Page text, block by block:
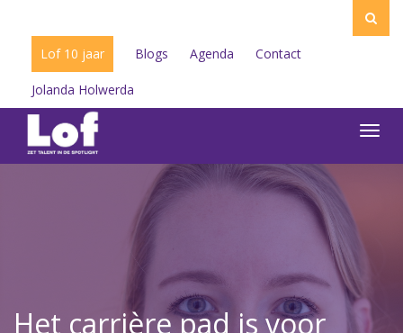
Lof 10 jaar Blogs Agenda Contact
Jolanda Holwerda
Het carrière pad is voor